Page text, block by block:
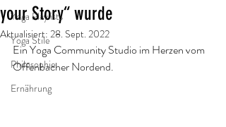
Yoga Playlists
Yoga Stile
Philosophie
Ernährung
your Story“ wurde
Aktualisiert: 28. Sept. 2022
Ein Yoga Community Studio im Herzen vom
Offenbacher Nordend.